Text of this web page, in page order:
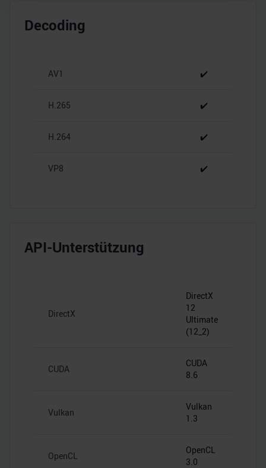
personalisieren, Funktionen für soziale Medien anbieten
soziale Medien, Werbung und Analysen weiter. Unsere
weiteren Daten zusammen, die Sie ihnen bereitgestellt
gesammelt haben.
Decoding
AV1 ✔️
H.265 ✔️
H.264 ✔️
VP8 ✔️
API-Unterstützung
DirectX
DirectX
12
Ultimate
(12_2)
CUDA
CUDA
8.6
Vulkan
Vulkan
1.3
OpenCL
OpenCL
3.0